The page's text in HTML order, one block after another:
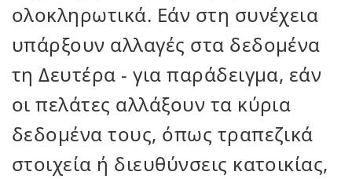
ολοκληρωτικά. Εάν στη συνέχεια
υπάρξουν αλλαγές στα δεδομένα
τη Δευτέρα - για παράδειγμα, εάν
οι πελάτες αλλάξουν τα κύρια
δεδομένα τους, όπως τραπεζικά
στοιχεία ή διευθύνσεις κατοικίας,